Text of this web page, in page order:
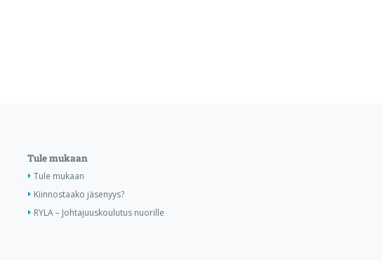
Tule mukaan
Tule mukaan
Kiinnostaako jäsenyys?
RYLA – Johtajuuskoulutus nuorille